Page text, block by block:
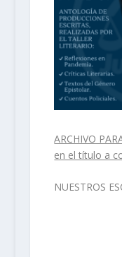
ARCHIVO
en el título a
NUESTROS